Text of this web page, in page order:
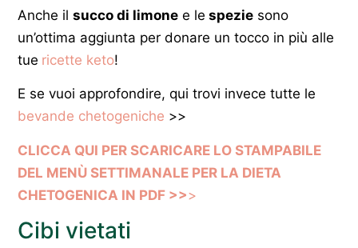
Anche il succo di limone e le spezie sono
un’ottima aggiunta per donare un tocco in più alle
tue ricette keto!
E se vuoi approfondire, qui trovi invece tutte le
bevande chetogeniche >>
CLICCA QUI PER SCARICARE LO STAMPABILE
DEL MENÙ SETTIMANALE PER LA DIETA
CHETOGENICA IN PDF >>>
Cibi vietati